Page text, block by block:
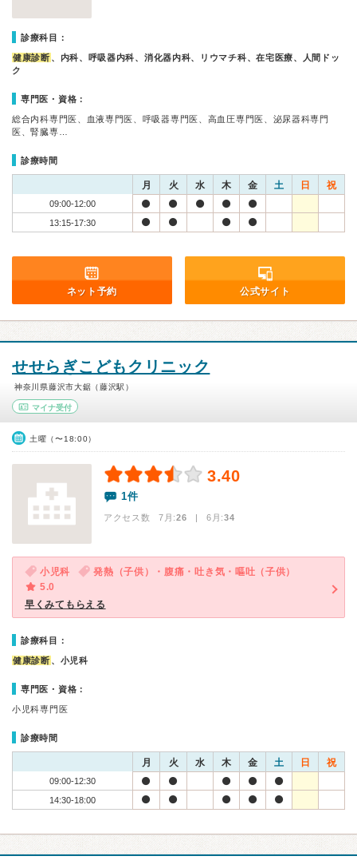
診療科目：
健康診断 、内科、呼吸器内科、消化器内科、リウマチ科、在宅医療、人間ドッ
ク
専門医・資格：
総合内科専門医、血液専門医、呼吸器専門医、高血圧専門医、泌尿器科専門
医、腎臓専…
診療時間
月 火 水 木 金 土 日 祝
09:00-12:00
13:15-17:30
ネット予約 公式サイト
せせらぎこどもクリニック
神奈川県藤沢市大鋸（藤沢駅）
マイナ受付
土曜（〜18:00）
3.40
1件
アクセス数 7月:26 | 6月:34
小児科
発熱（子供）・腹痛・吐き気・嘔吐（子供）
5.0
早くみてもらえる
診療科目：
健康診断 、小児科
専門医・資格：
小児科専門医
診療時間
月 火 水 木 金 土 日 祝
09:00-12:30
14:30-18:00